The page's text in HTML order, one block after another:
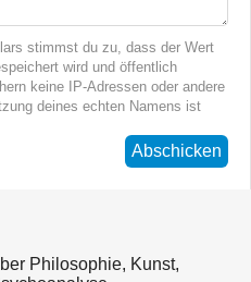
stimmst du zu, dass der Wert
wird und öffentlich
keine IP-Adressen oder andere
deines echten Namens ist
Abschicken
Philosophie, Kunst,